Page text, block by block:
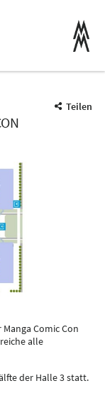
Teilen
Comic Con
alle
der Halle 3 statt.